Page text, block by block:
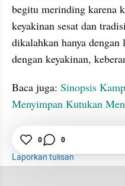
begitu merinding karena
keyakinan sesat dan
dikalahkan hanya
dengan keyakinan,
Baca juga: Sinopsis
Menyimpan Kutukan
Film Horor
Laporkan tulisan
0 0